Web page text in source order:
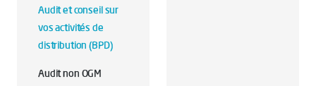
Audit et conseil sur
vos activités de
distribution (BPD)
Audit non OGM